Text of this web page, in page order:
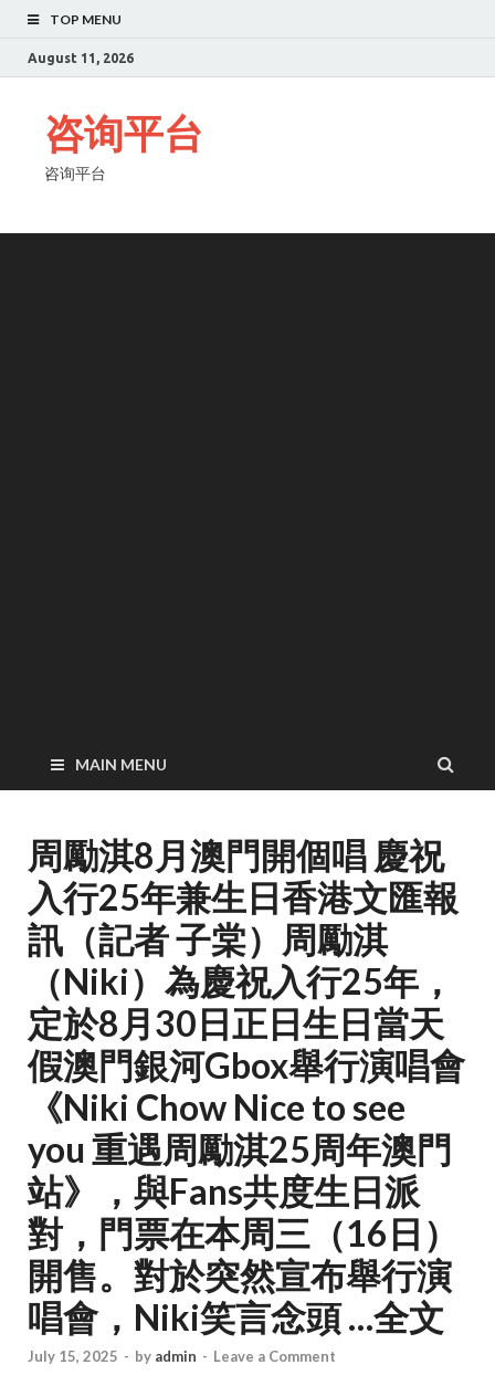
TOP MENU
August 11, 2026
咨询平台
咨询平台
MAIN MENU
周勵淇8月澳門開個唱 慶祝
入行25年兼生日香港文匯報
訊（記者 子棠）周勵淇
（Niki）為慶祝入行25年，
定於8月30日正日生日當天
假澳門銀河Gbox舉行演唱會
《Niki Chow Nice to see
you 重遇周勵淇25周年澳門
站》，與Fans共度生日派
對，門票在本周三（16日）
開售。對於突然宣布舉行演
唱會，Niki笑言念頭 …全文
July 15, 2025 - by admin - Leave a Comment